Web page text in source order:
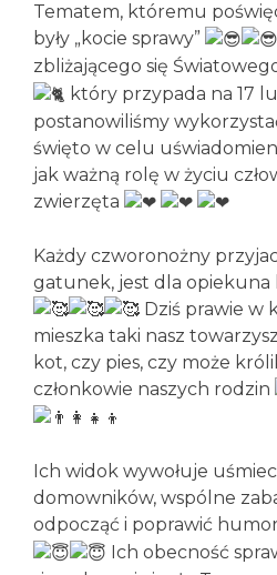
Tematem, któremu
były „kocie sprawy”
zbliżającego się
który przypada na 17
postanowiliśmy
święto w celu
jak ważną rolę w życiu
zwierzęta
Każdy czworonożny
gatunek, jest dla opiekuna
Dziś prawie w
mieszka taki nasz
kot, czy pies, czy może
członkowie naszych rodzin
Ich widok wywołuje
domowników, wspólne
odpocząć i poprawić
Ich obecność